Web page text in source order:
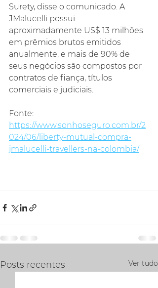
Surety, disse o comunicado. A
JMalucelli possui
aproximadamente US$ 13 milhões
em prêmios brutos emitidos
anualmente, e mais de 90% de
seus negócios são compostos por
contratos de fiança, títulos
comerciais e judiciais.
Fonte:
https://www.sonhoseguro.com.br/2
024/06/liberty-mutual-compra-
jmalucelli-travellers-na-colombia/
Posts recentes Ver tudo